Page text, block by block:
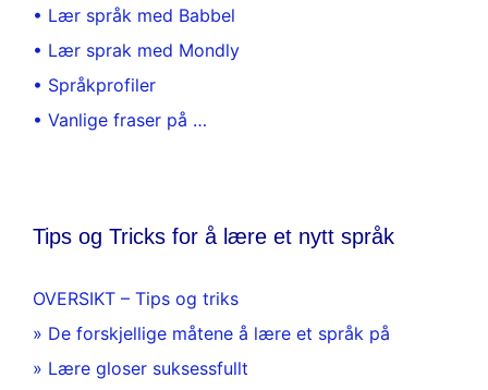
• Lær språk med Babbel
• Lær sprak med Mondly
• Språkprofiler
• Vanlige fraser på …
Tips og Tricks for å lære et nytt språk
OVERSIKT – Tips og triks
» De forskjellige måtene å lære et språk på
» Lære gloser suksessfullt